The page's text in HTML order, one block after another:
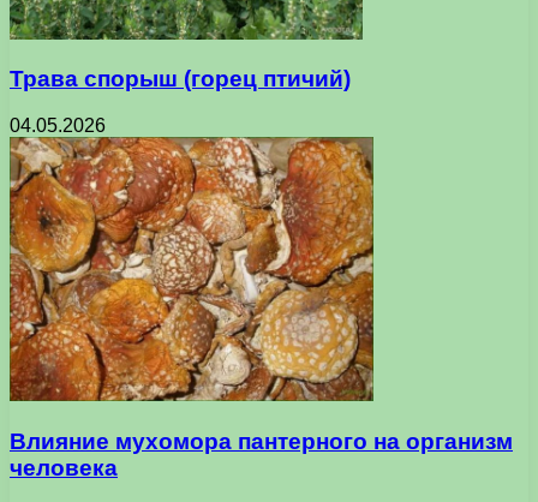
Трава спорыш (горец птичий)
04.05.2026
Влияние мухомора пантерного на организм
человека